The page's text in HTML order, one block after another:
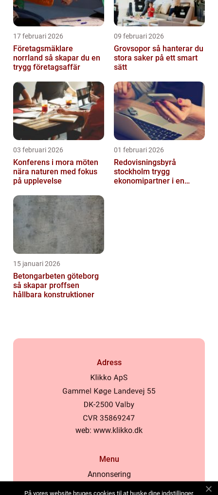
17 februari 2026
Företagsmäklare
norrland så skapar du en
trygg företagsaffär
09 februari 2026
Grovsopor så hanterar du
stora saker på ett smart
sätt
03 februari 2026
Konferens i mora möten
nära naturen med fokus
på upplevelse
01 februari 2026
Redovisningsbyrå
stockholm trygg
ekonomipartner i en
15 januari 2026
Betongarbeten göteborg
så skapar proffsen
hållbara konstruktioner
Adress
web: www.klikko.dk
Menu
Annonsering
På vores website bruges cookies til at huske dine indstillinger,